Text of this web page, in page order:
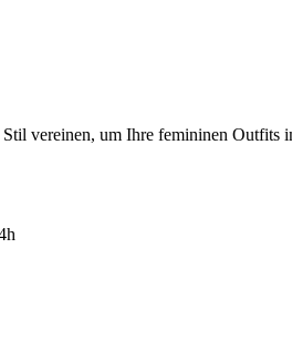
vereinen, um Ihre femininen Outfits